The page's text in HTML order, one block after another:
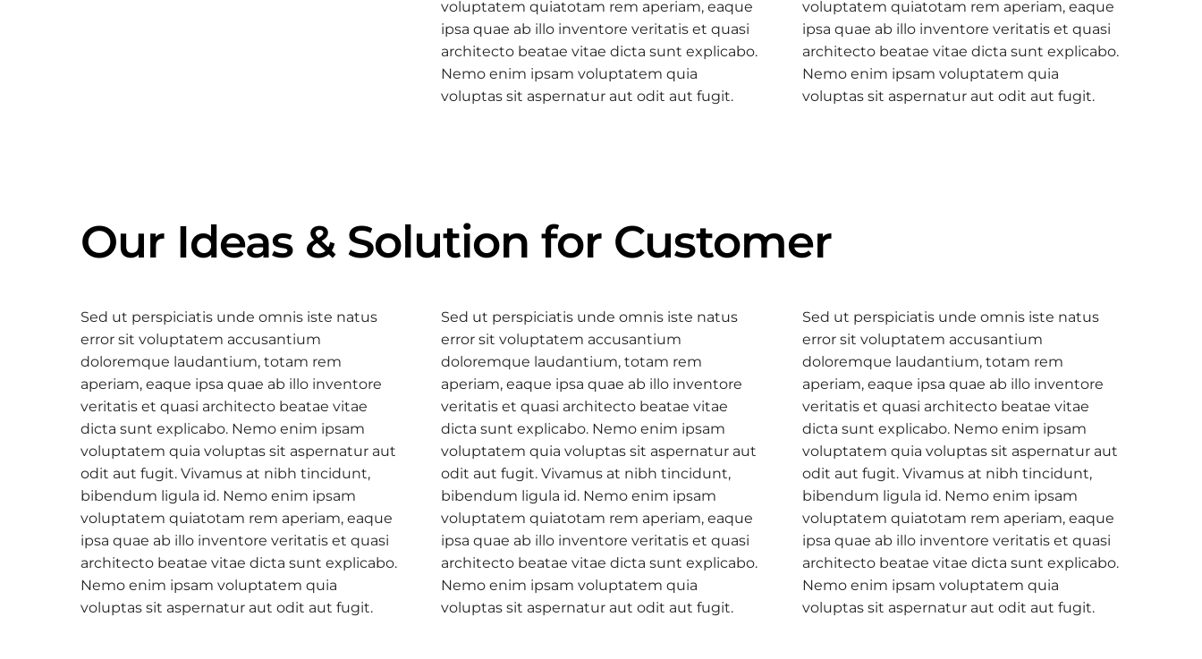
voluptatem quiatotam rem aperiam, eaque
ipsa quae ab illo inventore veritatis et quasi
architecto beatae vitae dicta sunt explicabo.
Nemo enim ipsam voluptatem quia
voluptas sit aspernatur aut odit aut fugit.
voluptatem quiatotam rem aperiam, eaque
ipsa quae ab illo inventore veritatis et quasi
architecto beatae vitae dicta sunt explicabo.
Nemo enim ipsam voluptatem quia
voluptas sit aspernatur aut odit aut fugit.
Our Ideas & Solution for Customer
Sed ut perspiciatis unde omnis iste natus
error sit voluptatem accusantium
doloremque laudantium, totam rem
aperiam, eaque ipsa quae ab illo inventore
veritatis et quasi architecto beatae vitae
dicta sunt explicabo. Nemo enim ipsam
voluptatem quia voluptas sit aspernatur aut
odit aut fugit. Vivamus at nibh tincidunt,
bibendum ligula id. Nemo enim ipsam
voluptatem quiatotam rem aperiam, eaque
ipsa quae ab illo inventore veritatis et quasi
architecto beatae vitae dicta sunt explicabo.
Nemo enim ipsam voluptatem quia
voluptas sit aspernatur aut odit aut fugit.
Sed ut perspiciatis unde omnis iste natus
error sit voluptatem accusantium
doloremque laudantium, totam rem
aperiam, eaque ipsa quae ab illo inventore
veritatis et quasi architecto beatae vitae
dicta sunt explicabo. Nemo enim ipsam
voluptatem quia voluptas sit aspernatur aut
odit aut fugit. Vivamus at nibh tincidunt,
bibendum ligula id. Nemo enim ipsam
voluptatem quiatotam rem aperiam, eaque
ipsa quae ab illo inventore veritatis et quasi
architecto beatae vitae dicta sunt explicabo.
Nemo enim ipsam voluptatem quia
voluptas sit aspernatur aut odit aut fugit.
Sed ut perspiciatis unde omnis iste natus
error sit voluptatem accusantium
doloremque laudantium, totam rem
aperiam, eaque ipsa quae ab illo inventore
veritatis et quasi architecto beatae vitae
dicta sunt explicabo. Nemo enim ipsam
voluptatem quia voluptas sit aspernatur aut
odit aut fugit. Vivamus at nibh tincidunt,
bibendum ligula id. Nemo enim ipsam
voluptatem quiatotam rem aperiam, eaque
ipsa quae ab illo inventore veritatis et quasi
architecto beatae vitae dicta sunt explicabo.
Nemo enim ipsam voluptatem quia
voluptas sit aspernatur aut odit aut fugit.